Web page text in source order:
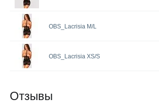
OBS_Lacrisia M/L
OBS_Lacrisia XS/S
Отзывы